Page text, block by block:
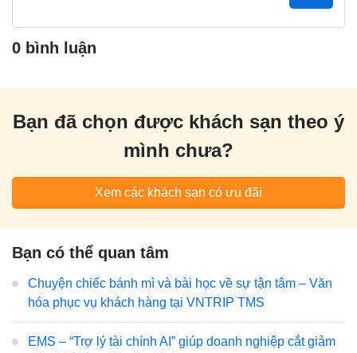
0 bình luận
Bạn đã chọn được khách sạn theo ý
mình chưa?
Xem các khách sạn có ưu đãi
Bạn có thể quan tâm
Chuyện chiếc bánh mì và bài học về sự tận tâm – Văn
hóa phục vụ khách hàng tại VNTRIP TMS
EMS – “Trợ lý tài chính AI” giúp doanh nghiệp cắt giảm